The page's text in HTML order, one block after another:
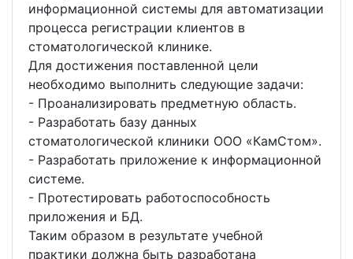
информационной системы для автоматизации
процесса регистрации клиентов в
стоматологической клинике.
Для достижения поставленной цели
необходимо выполнить следующие задачи:
- Проанализировать предметную область.
- Разработать базу данных
стоматологической клиники ООО «КамСтом».
- Разработать приложение к информационной
системе.
- Протестировать работоспособность
приложения и БД.
Таким образом в результате учебной
практики должна быть разработана